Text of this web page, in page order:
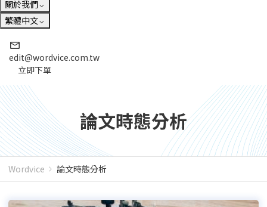
關於我們
繁體中文
edit@wordvice.com.tw
立即下單
論文時態分析
Wordvice 論文時態分析